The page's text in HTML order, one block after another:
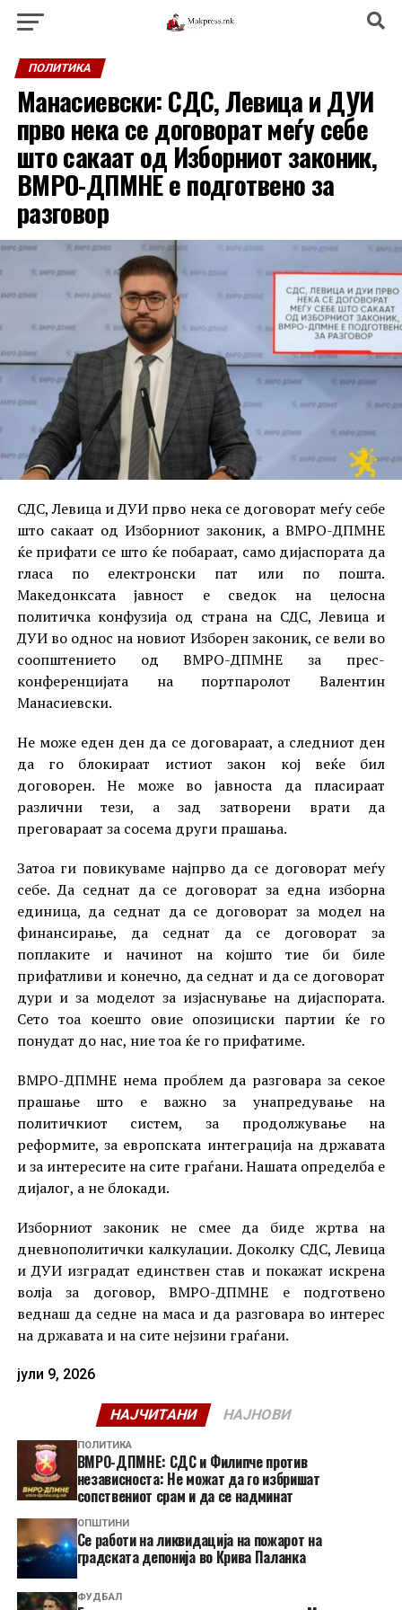
ПОЛИТИКА
Манасиевски: СДС, Левица и ДУИ
прво нека се договорат меѓу себе
што сакаат од Изборниот законик,
ВМРО-ДПМНЕ е подготвено за
разговор
СДС, Левица и ДУИ прво нека се договорат меѓу себе
што сакаат од Изборниот законик, а ВМРО-ДПМНЕ
ќе прифати се што ќе побараат, само дијаспората да
гласа по електронски пат или по пошта.
Македонксата јавност е сведок на целосна
политичка конфузија од страна на СДС, Левица и
ДУИ во однос на новиот Изборен законик, се вели во
соопштението од ВМРО-ДПМНЕ за прес-
конференцијата на портпаролот Валентин
Манасиевски.
Не може еден ден да се договараат, а следниот ден
да го блокираат истиот закон кој веќе бил
договорен. Не може во јавноста да пласираат
различни тези, а зад затворени врати да
преговараат за сосема други прашања.
Затоа ги повикуваме најпрво да се договорат меѓу
себе. Да седнат да се договорат за една изборна
единица, да седнат да се договорат за модел на
финансирање, да седнат да се договорат за
поплаките и начинот на којшто тие би биле
прифатливи и конечно, да седнат и да се договорат
дури и за моделот за изјаснување на дијаспората.
Сето тоа коешто овие опозициски партии ќе го
понудат до нас, ние тоа ќе го прифатиме.
ВМРО-ДПМНЕ нема проблем да разговара за секое
прашање што е важно за унапредување на
политичкиот систем, за продолжување на
реформите, за европската интеграција на државата
и за интересите на сите граѓани. Нашата определба е
дијалог, а не блокади.
Изборниот законик не смее да биде жртва на
дневнополитички калкулации. Доколку СДС, Левица
и ДУИ изградат единствен став и покажат искрена
волја за договор, ВМРО-ДПМНЕ е подготвено
веднаш да седне на маса и да разговара во интерес
на државата и на сите нејзини граѓани.
јули 9, 2026
НАЈЧИТАНИ НАЈНОВИ
ПОЛИТИКА
ВМРО-ДПМНЕ: СДС и Филипче против
независноста: Не можат да го избришат
сопствениот срам и да се надминат
ОПШТИНИ
Се работи на ликвидација на пожарот на
градската депонија во Крива Паланка
ФУДБАЛ